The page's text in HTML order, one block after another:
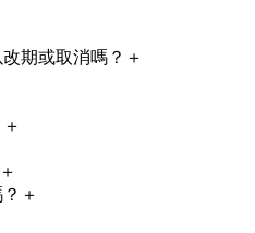
期或取消嗎？ ＋
＋
＋
＋